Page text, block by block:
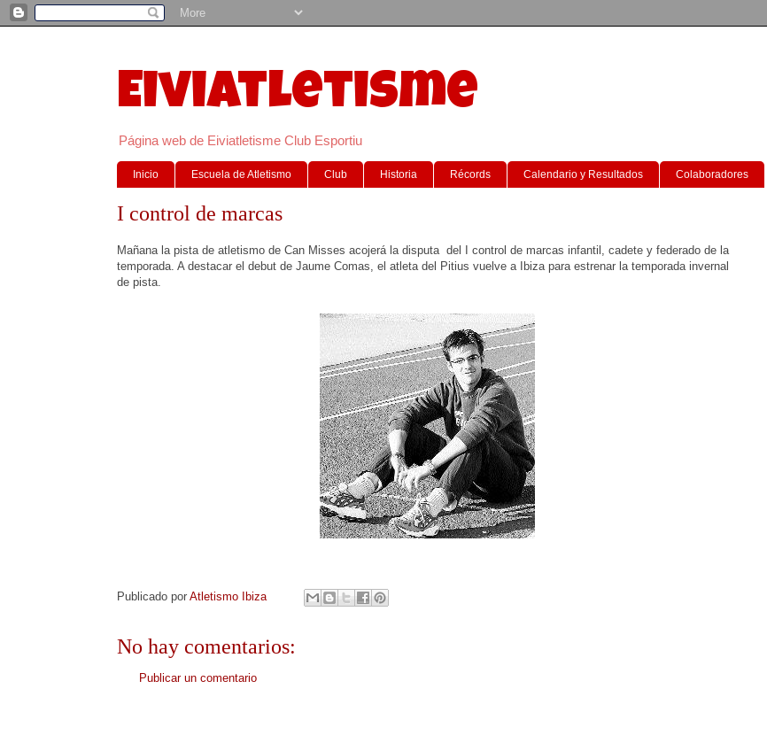
Eiviatletisme
Página web de Eiviatletisme Club Esportiu
Inicio Escuela de Atletismo Club Historia Récords Calendario y Resultados Colaboradores
I control de marcas
Mañana la pista de atletismo de Can Misses acojerá la disputa del I control de marcas infantil, cadete y federado de la
temporada. A destacar el debut de Jaume Comas, el atleta del Pitius vuelve a Ibiza para estrenar la temporada invernal
de pista.
Publicado por Atletismo Ibiza
No hay comentarios:
Publicar un comentario